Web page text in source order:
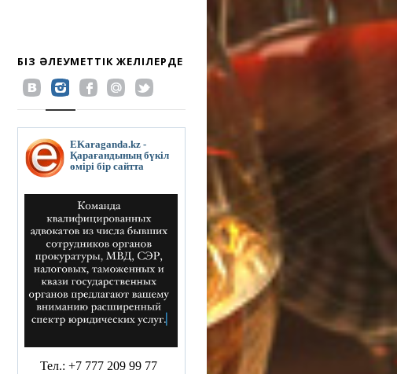
БІЗ ӘЛЕУМЕТТІК ЖЕЛІЛЕРДЕ
EKaraganda.kz -
Қарағандының бүкіл
өмірі бір сайтта